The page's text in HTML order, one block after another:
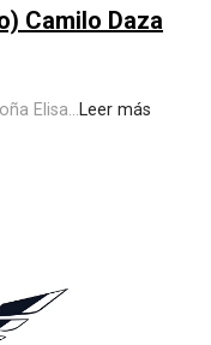
Camilo Daza
Elisa...Leer más